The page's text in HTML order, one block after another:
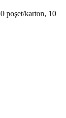
poşet/karton, 10